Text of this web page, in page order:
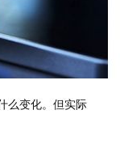
么变化。但实际